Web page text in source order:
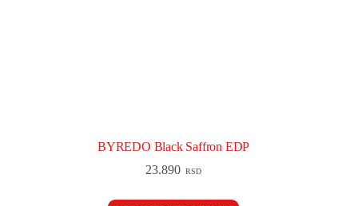
BYREDO Black Saffron EDP
23.890 RSD